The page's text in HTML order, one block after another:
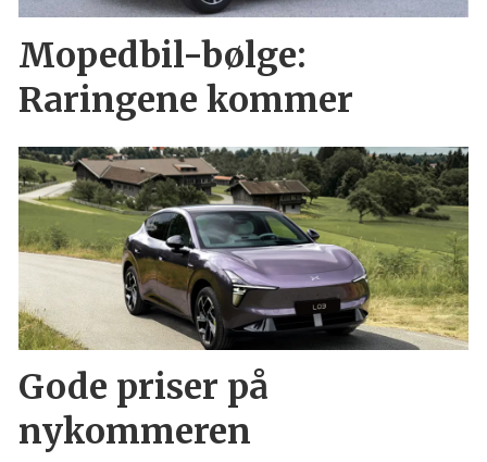
Mopedbil-bølge:
Raringene kommer
Gode priser på
nykommeren